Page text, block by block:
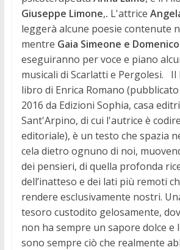
Giuseppe Limone,. L'attrice
leggerà alcune poesie contenute
mentre Gaia Simeone e
eseguiranno per voce e piano
musicali di Scarlatti e Pergolesi.
libro di Enrica Romano
2016 da Edizioni Sophia, casa
Sant'Arpino, di cui l'autrice è
editoriale), è un testo che spazia
cela dietro ognuno di noi,
dei pensieri, di quella profonda
dell’inatteso e dei lati più remoti
rendere esclusivamente nostri.
tesoro custodito gelosamente,
non ha sempre un sapore dolce e
sono sempre ciò che realmente